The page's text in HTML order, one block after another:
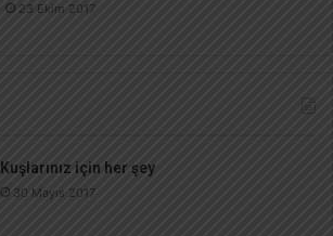
23 Ekim 2017
Kuşlarınız için her şey
30 Mayıs 2017